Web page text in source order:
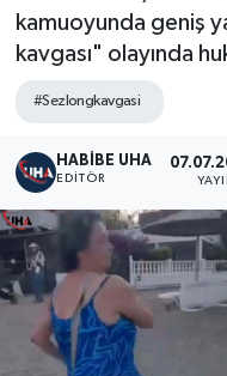
kamuoyunda geniş
kavgası" olayında
#Sezlongkavgasi
HABİBE UHA
EDITÖR
Spor
Yaşam
Tüm Manşetler
Son Dakika
Haber Arşivi